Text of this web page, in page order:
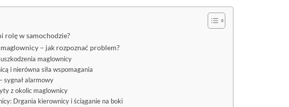
rolę w samochodzie?
– jak rozpoznać problem?
maglownicy
i nierówna siła wspomagania
sygnał alarmowy
z okolic maglownicy
Drgania kierownicy i ściąganie na boki